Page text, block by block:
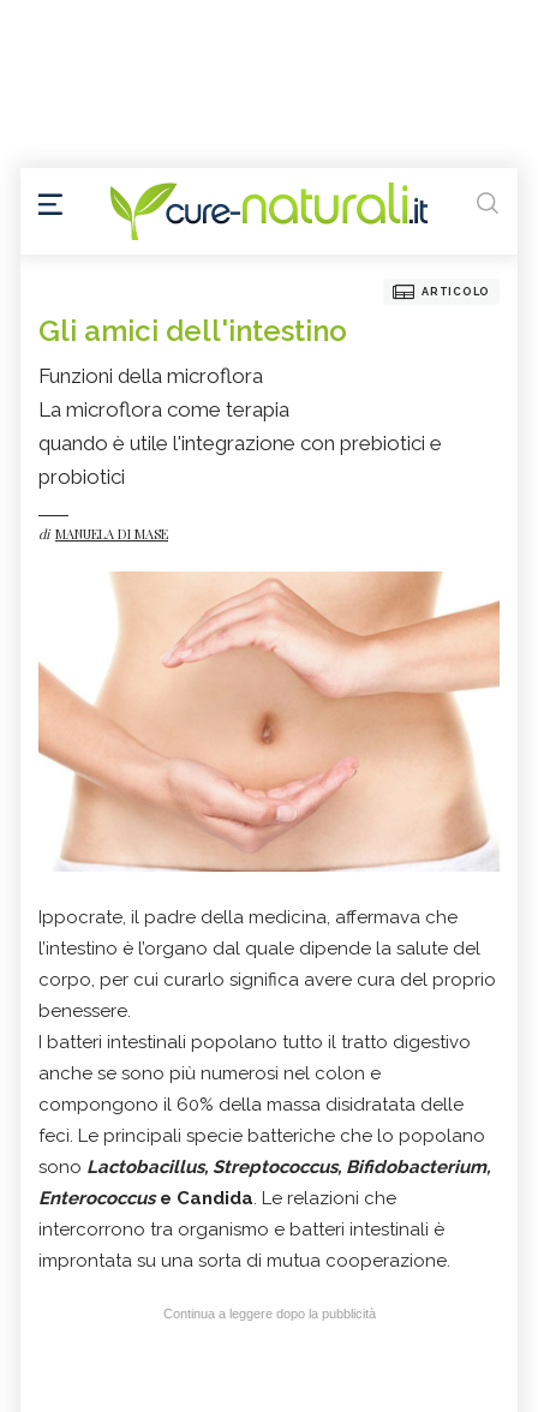
ARTICOLO
Gli amici dell'intestino
Funzioni della microflora
La microflora come terapia
quando è utile l'integrazione con prebiotici e
probiotici
di MANUELA DI MASE
Ippocrate, il padre della medicina, affermava che
l’intestino è l’organo dal quale dipende la salute del
corpo, per cui curarlo significa avere cura del proprio
benessere.
I batteri intestinali popolano tutto il tratto digestivo
anche se sono più numerosi nel colon e
compongono il 60% della massa disidratata delle
feci. Le principali specie batteriche che lo popolano
sono Lactobacillus, Streptococcus, Bifidobacterium,
Enterococcuse Candida. Le relazioni che
intercorrono tra organismo e batteri intestinali è
improntata su una sorta di mutua cooperazione.
Continua a leggere dopo la pubblicità